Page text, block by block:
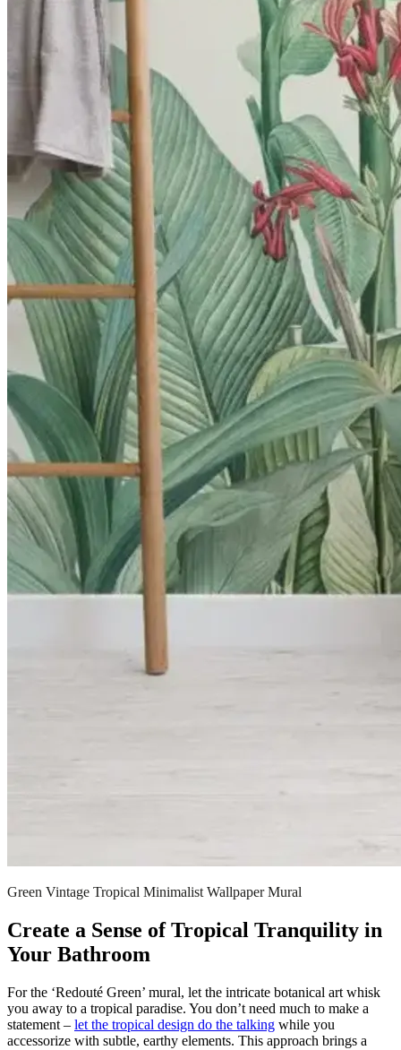
Green Vintage Tropical Minimalist Wallpaper Mural
Create a Sense of Tropical Tranquility in
Your Bathroom
For the ‘Redouté Green’ mural, let the intricate botanical art whisk
you away to a tropical paradise. You don’t need much to make a
statement – let the tropical design do the talking while you
accessorize with subtle, earthy elements. This approach brings a